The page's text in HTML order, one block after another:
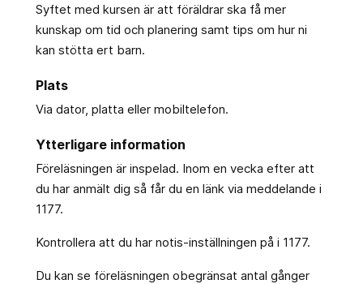
Syftet med kursen är att föräldrar ska få mer
kunskap om tid och planering samt tips om hur ni
kan stötta ert barn.
Plats
Via dator, platta eller mobiltelefon.
Ytterligare information
Föreläsningen är inspelad. Inom en vecka efter att
du har anmält dig så får du en länk via meddelande i
1177.
Kontrollera att du har notis-inställningen på i 1177.
Du kan se föreläsningen obegränsat antal gånger